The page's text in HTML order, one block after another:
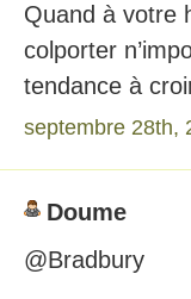
Quand à votre
colporter
tendance à
septembre 28th,
Doume
@Bradbury